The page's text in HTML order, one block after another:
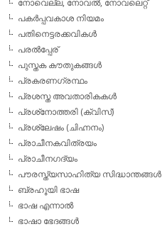
നോവെല്ല, നോവല്‍, നോവലെറ്റ്
പകര്‍പ്പവകാശ നിയമം
പതിനെട്ടരക്കവികള്‍
പരല്‍പ്പേര്
പുസ്തക കൗതുകങ്ങള്‍
പ്രകരണഗ്രന്ഥം
പ്രശസ്ത അവതാരികകള്‍
പ്രശ്‌നോത്തരി (ക്വിസ്)
പ്രശ്ലേഷം (ചിഹ്നനം)
പ്രാചീനകവിത്രയം
പ്രാചീനഗദ്യം
പൗരസ്ത്യസാഹിത്യ സിദ്ധാന്തങ്ങള്‍
ബ്രഹൂയി ഭാഷ
ഭാഷ എന്നാല്‍
ഭാഷാ ഭേദങ്ങള്‍